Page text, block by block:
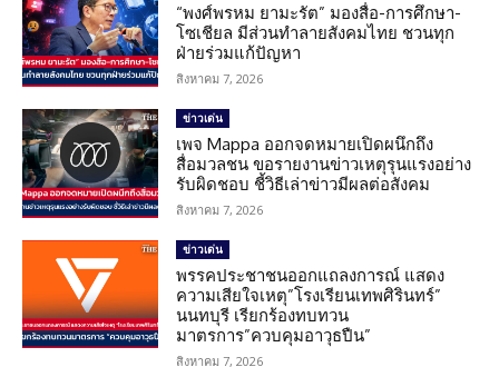
“พงศ์พรหม ยามะรัต” มองสื่อ-การศึกษา-
โซเชียล มีส่วนทำลายสังคมไทย ชวนทุก
ฝ่ายร่วมแก้ปัญหา
สิงหาคม 7, 2026
ข่าวเด่น
เพจ Mappa ออกจดหมายเปิดผนึกถึง
สื่อมวลชน ขอรายงานข่าวเหตุรุนแรงอย่าง
รับผิดชอบ ชี้วิธีเล่าข่าวมีผลต่อสังคม
สิงหาคม 7, 2026
ข่าวเด่น
พรรคประชาชนออกแถลงการณ์ แสดง
ความเสียใจเหตุ”โรงเรียนเทพศิรินทร์”
นนทบุรี เรียกร้องทบทวน
มาตรการ”ควบคุมอาวุธปืน”
สิงหาคม 7, 2026